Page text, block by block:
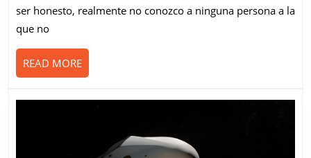
ser honesto, realmente no conozco a ninguna persona a la
que no
READ MOREREAD
MORE